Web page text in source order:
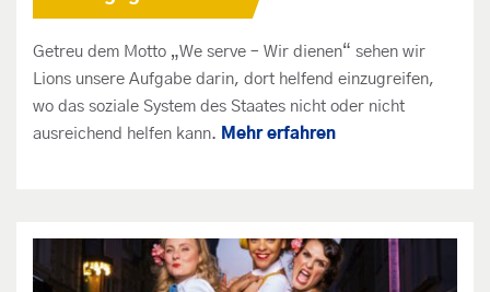
Getreu dem Motto „We serve – Wir dienen“ sehen wir
Lions unsere Aufgabe darin, dort helfend einzugreifen,
wo das soziale System des Staates nicht oder nicht
ausreichend helfen kann. Mehr erfahren